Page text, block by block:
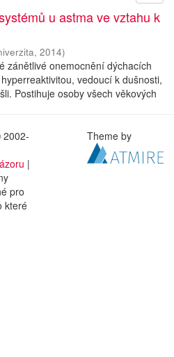
u astma ve vztahu k
, 2014)
zánětlivé onemocnění dýchacích
vedoucí k dušnosti,
Postihuje osoby všech věkových
2002-
|
pro
které
Theme by